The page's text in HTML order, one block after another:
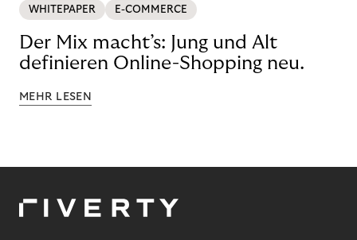
WHITEPAPER E-COMMERCE
Der Mix macht’s: Jung und Alt
definieren Online-Shopping neu.
MEHR LESEN